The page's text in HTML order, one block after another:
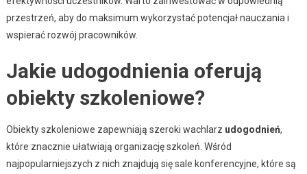
przestrzeń, aby do maksimum wykorzystać potencjał nauczania i
wspierać rozwój pracowników.
Jakie udogodnienia oferują
obiekty szkoleniowe?
Obiekty szkoleniowe zapewniają szeroki wachlarz udogodnień,
które znacznie ułatwiają organizację szkoleń. Wśród
najpopularniejszych z nich znajdują się sale konferencyjne, które są